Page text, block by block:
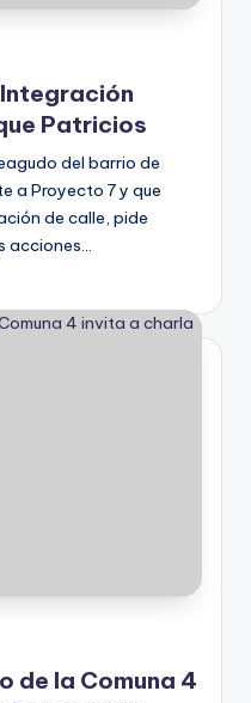
Patricios
del barrio de
a Proyecto 7 y que
de calle, pide
acciones…
de la Comuna 4